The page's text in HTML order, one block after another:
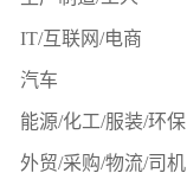
IT/互联网/电商
汽车
能源/化工/服装/环保
外贸/采购/物流/司机